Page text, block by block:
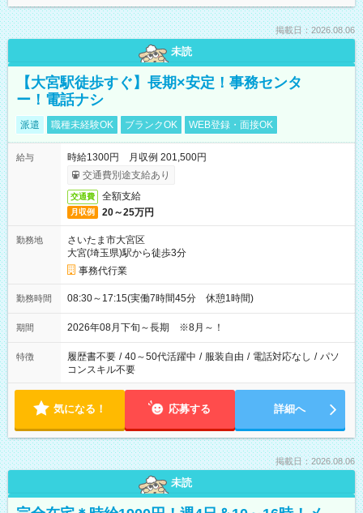
掲載日：2026.08.06
未読
【大宮駅徒歩すぐ】長期×安定！事務センタ
ー！電話ナシ
派遣 職種未経験OK ブランクOK WEB登録・面接OK
給与
時給1300円 月収例 201,500円
交通費別途支給あり
交通費 全額支給
月収例 20～25万円
勤務地
さいたま市大宮区
大宮(埼玉県)駅から徒歩3分
事務代行業
勤務時間 08:30～17:15(実働7時間45分 休憩1時間)
期間 2026年08月下旬～長期 ※8月～！
特徴 履歴書不要 / 40～50代活躍中 / 服装自由 / 電話対応なし / パソ
コンスキル不要
気になる！ 応募する 詳細へ
掲載日：2026.08.06
未読